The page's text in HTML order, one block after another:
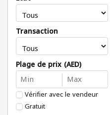
Transaction
Plage de prix (AED)
Vérifier avec le vendeur
Gratuit